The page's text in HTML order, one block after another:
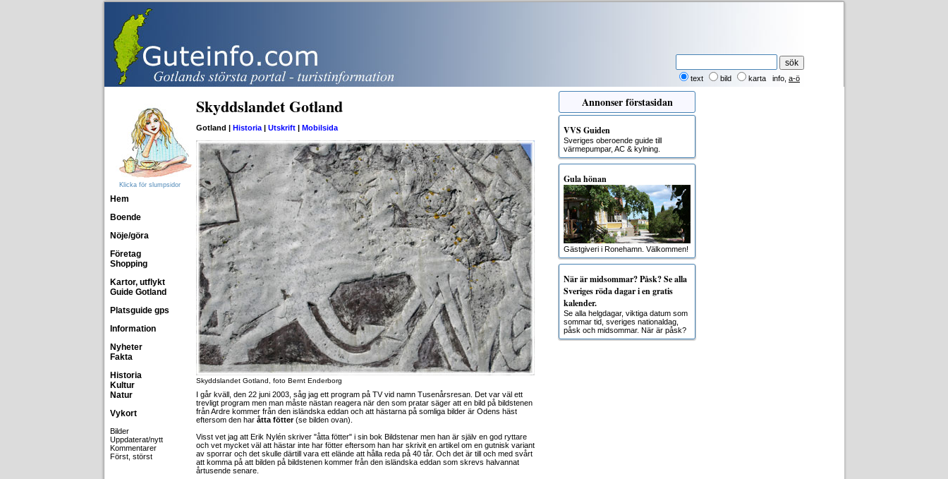
text bild karta info a-ö
Klicka för slumpsidor
Hem
Boende
Nöje/göra
Företag
Shopping
Kartor, utflykt
Guide Gotland
Platsguide gps
Information
Nyheter
Fakta
Historia
Kultur
Natur
Vykort
Bilder
Uppdaterat/nytt
Kommentarer
Först, störst
Skyddslandet Gotland
Gotland | Historia | Utskrift | Mobilsida
Skyddslandet Gotland, foto Bernt Enderborg
I går kväll, den 22 juni 2003, såg jag ett program på TV vid namn Tusenårsresan. Det var väl ett
trevligt program men man måste nästan reagera när den som pratar säger att en bild på bildstenen
från Ardre kommer från den isländska eddan och att hästarna på somliga bilder är Odens häst
eftersom den har åtta fötter(se bilden ovan).
Visst vet jag att Erik Nylén skriver "åtta fötter" i sin bok Bildstenar men han är själv en god ryttare
och vet mycket väl att hästar inte har fötter eftersom han har skrivit en artikel om en gutnisk variant
av sporrar och det skulle därtill vara ett elände att hålla reda på 40 tår. Och det är till och med svårt
att komma på att bilden på bildstenen kommer från den isländska eddan som skrevs halvannat
årtusende senare.
Annonser förstasidan
VVS Guiden
Sveriges oberoende guide till
värmepumpar, AC & kylning.
Gula hönan
Gästgiveri i Ronehamn. Välkommen!
När är midsommar? Påsk? Se alla
Sveriges röda dagar i en gratis
kalender.
Se alla helgdagar, viktiga datum som
sommar tid, sveriges nationaldag,
påsk och midsommar. När är påsk?